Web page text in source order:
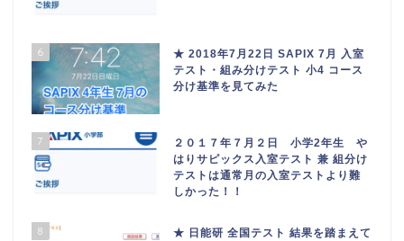
6
★ 2018年7月22日 SAPIX 7月 入室
テスト・組み分けテスト 小4 コース
分け基準を見てみた
7
２０１７年７月２日 小学2年生 や
はりサピックス入室テスト 兼 組分け
テストは通常月の入室テストより難
しかった！！
8
★ 日能研 全国テスト 結果を踏まえて